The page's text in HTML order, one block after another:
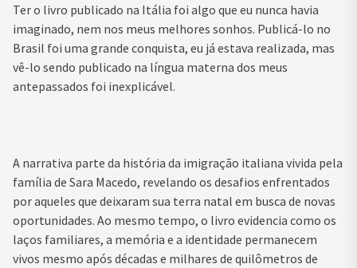
Ter o livro publicado na Itália foi algo que eu nunca havia
imaginado, nem nos meus melhores sonhos. Publicá-lo no
Brasil foi uma grande conquista, eu já estava realizada, mas
vê-lo sendo publicado na língua materna dos meus
antepassados foi inexplicável.
A narrativa parte da história da imigração italiana vivida pela
família de Sara Macedo, revelando os desafios enfrentados
por aqueles que deixaram sua terra natal em busca de novas
oportunidades. Ao mesmo tempo, o livro evidencia como os
laços familiares, a memória e a identidade permanecem
vivos mesmo após décadas e milhares de quilômetros de